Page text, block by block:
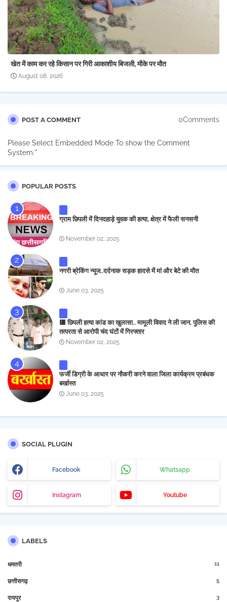
खेत में काम कर रहे किसान पर गिरी आकाशीय बिजली, मौके पर मौत
August 08, 2026
POST A COMMENT 0Comments
Please Select Embedded Mode To show the Comment
System.*
POPULAR POSTS
ग्राम छिपली में दिनदहाड़े युवक की हत्या, क्षेत्र में फैली सनसनी
November 02, 2025
नगरी ब्रेकिंग न्यूज..दर्दनाक सड़क हादसे में मां और बेटे की मौत
June 03, 2025
🟥 छिपली हत्या कांड का खुलासा.. मामूली विवाद ने ली जान, पुलिस की
तत्परता से आरोपी चंद घंटों में गिरफ्तार
November 02, 2025
फर्जी डिग्री के आधार पर नौकरी करने वाला जिला कार्यक्रम प्रबंधक
बर्खास्त
June 03, 2025
SOCIAL PLUGIN
Facebook Whatsapp
Instagram Youtube
LABELS
धमतरी 11
छत्तीसगढ़ 5
रायपुर 3